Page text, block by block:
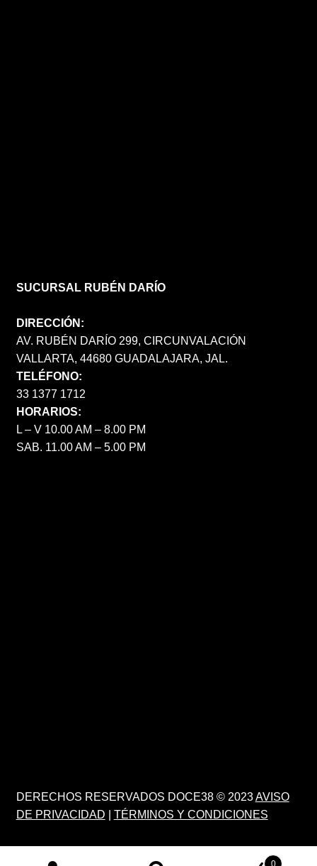
SUCURSAL RUBÉN DARÍO
DIRECCIÓN:
AV. RUBÉN DARÍO 299, CIRCUNVALACIÓN
VALLARTA, 44680 GUADALAJARA, JAL.
TELÉFONO:
33 1377 1712
HORARIOS:
L – V 10.00 AM – 8.00 PM
SAB. 11.00 AM – 5.00 PM
DERECHOS RESERVADOS DOCE38 © 2023AVISO
DE PRIVACIDAD
TÉRMINOS Y CONDICIONES
0